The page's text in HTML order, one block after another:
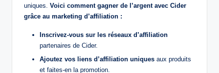
uniques. Voici comment gagner de l’argent avec Cider
grâce au marketing d’affiliation :
Inscrivez-vous sur les réseaux d’affiliation
partenaires de Cider.
Ajoutez vos liens d’affiliation uniques aux produits
et faites-en la promotion.